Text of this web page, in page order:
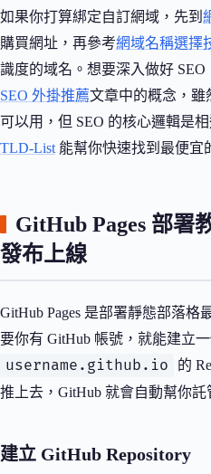
如果你打算綁定自訂網域，先到
購買網址，再參考網域名稱選擇
識度的域名。想要深入做好 SEO
SEO 外掛推薦文章中的概念，雖
可以用，但 SEO 的核心邏輯是
TLD-List 能幫你快速找到最便宜
GitHub Pages 部署
發布上線
GitHub Pages 是部署靜態部落格
要你有 GitHub 帳號，就能建立
username.github.io
的
推上去，GitHub 就會自動幫你託
建立 GitHub Repository